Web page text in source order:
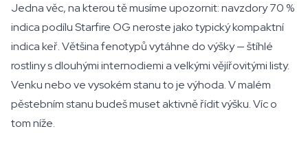
Jedna věc, na kterou tě musíme upozornit: navzdory 70 %
indica podílu Starfire OG neroste jako typický kompaktní
indica keř. Většina fenotypů vytáhne do výšky — štíhlé
rostliny s dlouhými internodiemi a velkými vějířovitými listy.
Venku nebo ve vysokém stanu to je výhoda. V malém
pěstebním stanu budeš muset aktivně řídit výšku. Víc o
tom níže.